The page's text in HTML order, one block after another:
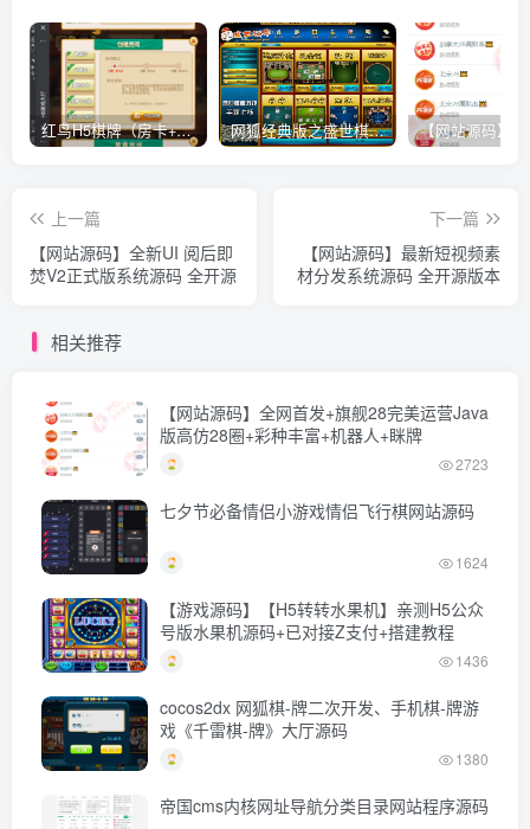
红鸟H5棋牌（房卡+金币）全套双模式游戏源码 网狐经典版之盛世棋牌完整游戏源码（包含文档、架设教程、网站、源代码等）
上一篇
【网站源码】全新UI 阅后即
焚V2正式版系统源码 全开源
下一篇
【网站源码】最新短视频素
材分发系统源码 全开源版本
相关推荐
【网站源码】全网首发+旗舰28完美运营Java
版高仿28圈+彩种丰富+机器人+眯牌
2723
七夕节必备情侣小游戏情侣飞行棋网站源码
1624
【游戏源码】【H5转转水果机】亲测H5公众
号版水果机源码+已对接Z支付+搭建教程
1436
cocos2dx 网狐棋-牌二次开发、手机棋-牌游
戏《千雷棋-牌》大厅源码
1380
帝国cms内核网址导航分类目录网站程序源码